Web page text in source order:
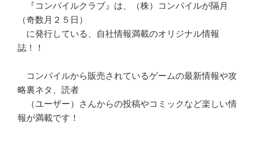
『コンパイルクラブ』は、（株）コンパイルが隔月
（奇数月２５日）
に発行している、自社情報満載のオリジナル情報
誌！！
コンパイルから販売されているゲームの最新情報や攻
略裏ネタ、読者
（ユーザー）さんからの投稿やコミックなど楽しい情
報が満載です！